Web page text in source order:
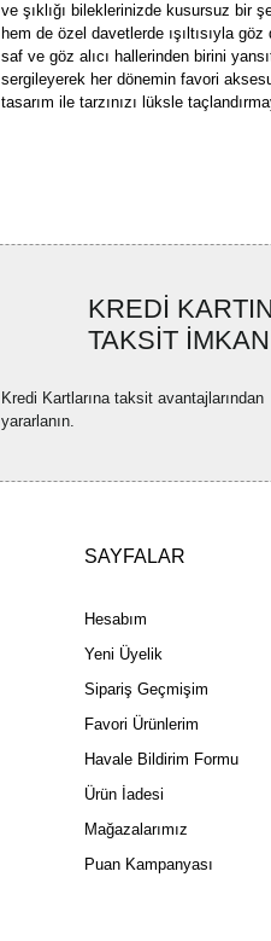
ve şıklığı bileklerinizde kusursuz bir
hem de özel davetlerde ışıltısıyla
saf ve göz alıcı hallerinden birini
sergileyerek her dönemin favori
tasarım ile tarzınızı lüksle
Ürün açıklamasında eksik bilgiler
Ürün bilgilerinde hatalar bulunuyor.
Bu ürüne benzer farklı alternatifler
KREDİ
TAKSİT
Kredi Kartlarına taksit avantajlarından
yararlanın.
SAYFALAR
Hesabım
Yeni Üyelik
Sipariş Geçmişim
Favori Ürünlerim
Havale Bildirim Formu
Ürün İadesi
Mağazalarımız
Puan Kampanyası